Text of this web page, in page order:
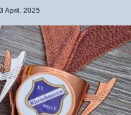
3 April, 2025